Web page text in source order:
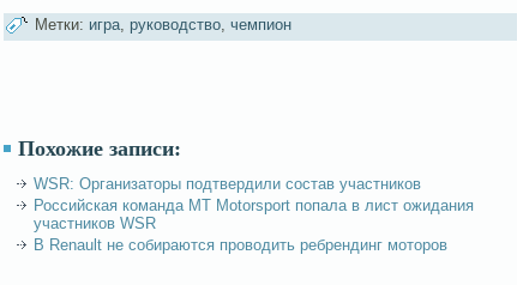
Метки: игра, руководство, чемпион
Похожие записи:
WSR: Организаторы подтвердили состав участников
Российская команда MT Motorsport попала в лист ожидания
участников WSR
В Renault не собираются проводить ребрендинг моторов